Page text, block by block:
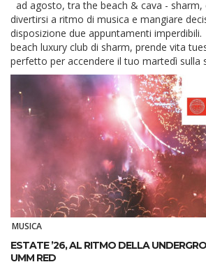
divertirsi a ritmo di musica e mangiare
disposizione due appuntamenti imperdibili. ogni martedì al the
beach luxury club di sharm, prende vita
perfetto per accendere il tuo martedì sulla
Dalle 21, ...
MUSICA
ESTATE ’26, AL RITMO DELLA
UMM RED